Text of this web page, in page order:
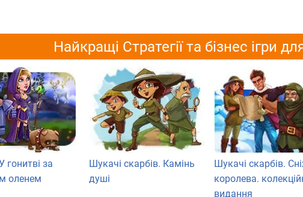
Найкращі Стратегії та бізнес ігри
гонитві за
оленем
Шукачі скарбів. Камінь
душі
Шукачі скарбів.
королева.
видання